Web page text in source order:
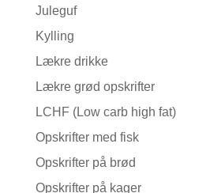
Juleguf
Kylling
Lækre drikke
Lækre grød opskrifter
LCHF (Low carb high fat)
Opskrifter med fisk
Opskrifter på brød
Opskrifter på kager